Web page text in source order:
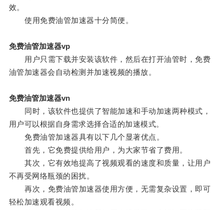
效。
使用免费油管加速器十分简便。
免费油管加速器vp
用户只需下载并安装该软件，然后在打开油管时，免费
油管加速器会自动检测并加速视频的播放。
免费油管加速器vn
同时，该软件也提供了智能加速和手动加速两种模式，
用户可以根据自身需求选择合适的加速模式。
免费油管加速器具有以下几个显著优点。
首先，它免费提供给用户，为大家节省了费用。
其次，它有效地提高了视频观看的速度和质量，让用户
不再受网络瓶颈的困扰。
再次，免费油管加速器使用方便，无需复杂设置，即可
轻松加速观看视频。